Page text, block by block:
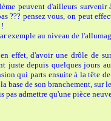
peuvent d'ailleurs survenir
??? pensez vous, on peut
exemple au niveau de
effet, d'avoir une drôle de
juste depuis quelques jours
qui parts ensuite à la tête
base de son branchement, sur
pas admettre qu'une pièce